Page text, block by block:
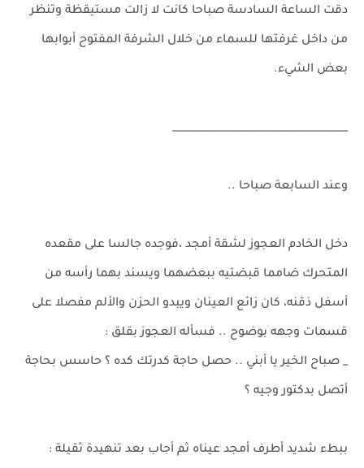
دقت الساعة السادسة صباحا كانت لا زالت مستيقظة وتنظر
من داخل غرفتها للسماء من خلال الشرفة المفتوح أبوابها
بعض الشيء.
____________________________________
وعند السابعة صباحا ..
دخل الخادم العجوز لشقة أمجد ،فوجده جالسا على مقعده
المتحرك ضامما قبضتيه ببعضهما ويسند بهما رأسه من
أسفل ذقنه، كان زائع العينان ويبدو الحزن والألم مفصلا على
قسمات وجهه بوضوح .. فسأله العجوز بقلق :
_ صباح الخير يا أبني .. حصل حاجة كدرتك كده ؟ حاسس بحاجة
أتصل بدكتور وجيه ؟
ببطء شديد أطرف أمجد عيناه ثم أجاب بعد تنهيدة ثقيلة :